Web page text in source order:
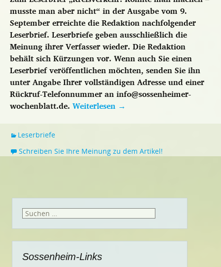
musste man aber nicht“ in der Ausgabe vom 9.
September erreichte die Redaktion nachfolgender
Leserbrief. Leserbriefe geben ausschließlich die
Meinung ihrer Verfasser wieder. Die Redaktion
behält sich Kürzungen vor. Wenn auch Sie einen
Leserbrief veröffentlichen möchten, senden Sie ihn
unter Angabe Ihrer vollständigen Adresse und einer
Rückruf-Telefonnummer an info@sossenheimer-
wochenblatt.de. Weiterlesen →
Leserbriefe
Schreiben Sie Ihre Meinung zu dem Artikel!
Suchen
Sossenheim-Links